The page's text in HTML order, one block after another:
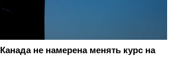
не намерена менять курс на